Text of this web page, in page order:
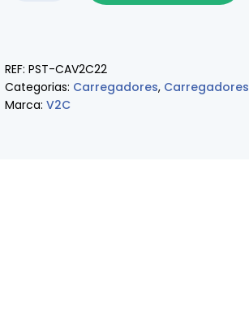
REF:PST-CAV2C22
Categorias: Carregadores,
Marca:V2C